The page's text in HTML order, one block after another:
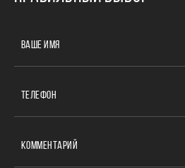
ВАШЕ ИМЯ
ТЕЛЕФОН
КОММЕНТАРИЙ